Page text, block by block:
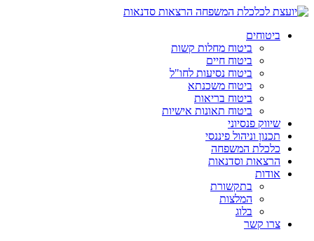
ביטוחים
ביטוח מחלות קשות
ביטוח חיים
ביטוח נסיעות לחו"ל
ביטוח משכנתא
ביטוח בריאות
ביטוח תאונות אישיות
שיווק פנסיוני
תכנון וניהול פיננסי
כלכלת המשפחה
הרצאות וסדנאות
אודות
בתקשורת
המלצות
בלוג
צרו קשר